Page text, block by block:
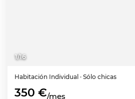
1/16
Habitación Individual · Sólo chicas
350 €/mes